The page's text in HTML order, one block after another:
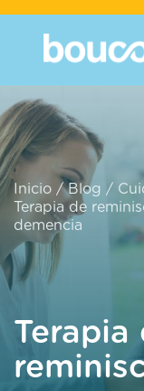
Inicio /Blog /
Terapia de
demencia
Terapia